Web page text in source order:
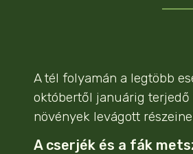
A tél folyamán a legtöbb
októbertől januárig terjedő
növények levágott
A cserjék és a fák